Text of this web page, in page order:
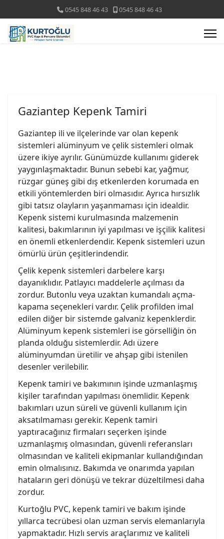
0545 848 46 43 0545 848 46 43
Gaziantep Kepenk Tamiri
Gaziantep ili ve ilçelerinde var olan kepenk
sistemleri alüminyum ve çelik sistemleri olmak
üzere ikiye ayrılır. Günümüzde kullanımı giderek
yaygınlaşmaktadır. Bunun sebebi kar, yağmur,
rüzgar güneş gibi dış etkenlerden korumada en
etkili yöntemlerden biri olmasıdır. Ayrıca hırsızlık
gibi tatsız olayların yaşanmaması için idealdir.
Kepenk sistemi kurulmasında malzemenin
kalitesi, bakımlarının iyi yapılması ve işçilik kalitesi
en önemli etkenlerdendir. Kepenk sistemleri uzun
ömürlü ürün çeşitlerindendir.
Çelik kepenk sistemleri darbelere karşı
dayanıklıdır. Patlayıcı maddelerle açılması da
zordur. Butonlu veya uzaktan kumandalı açma-
kapama seçenekleri vardır. Çelik profilden imal
edilen diğer bir sistemde galvaniz kepenklerdir.
Alüminyum kepenk sistemleri ise görselliğin ön
planda olduğu sistemlerdir. Adı üzere
alüminyumdan üretilir ve ahşap gibi istenilen
desenler verilebilir.
Kepenk tamiri ve bakımının işinde uzmanlaşmış
kişiler tarafından yapılması önemlidir. Kepenk
bakımları uzun süreli ve güvenli kullanım için
aksatılmaması gerekir. Kepenk tamiri
yaptıracağınız firmaları seçerken işinde
uzmanlaşmış olmasından, güvenli referansları
olmasından ve kaliteli ekipmanlar kullandığından
emin olmalısınız. Bakımda ve onarımda yapılan
hataların geri dönüşü ve tekrar düzeltilmesi daha
zordur.
Kurtoğlu PVC, kepenk tamiri ve bakım işinde
yıllarca tecrübesi olan uzman servis elemanlarıyla
yapmaktadır. Hızlı servis araçlarımız ve kaliteli